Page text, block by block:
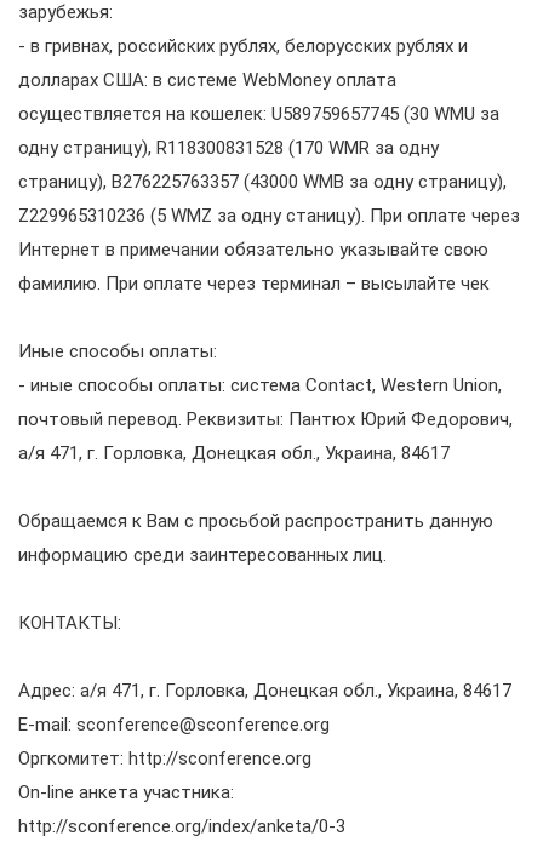
зарубежья:
- в гривнах, российских рублях, белорусских рублях и
долларах США: в системе WebMoney оплата
осуществляется на кошелек: U589759657745 (30 WMU за
одну страницу), R118300831528 (170 WMR за одну
страницу), B276225763357 (43000 WMB за одну страницу),
Z229965310236 (5 WMZ за одну станицу). При оплате через
Интернет в примечании обязательно указывайте свою
фамилию. При оплате через терминал – высылайте чек
Иные способы оплаты:
- иные способы оплаты: система Contact, Western Union,
почтовый перевод. Реквизиты: Пантюх Юрий Федорович,
а/я 471, г. Горловка, Донецкая обл., Украина, 84617
Обращаемся к Вам с просьбой распространить данную
информацию среди заинтересованных лиц.
КОНТАКТЫ:
Адрес: а/я 471, г. Горловка, Донецкая обл., Украина, 84617
E-mail: sconference@sconference.org
Оргкомитет: http://sconference.org
On-line анкета участника:
http://sconference.org/index/anketa/0-3